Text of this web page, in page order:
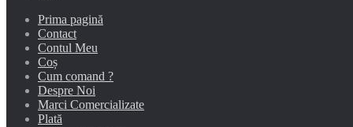
Prima pagină
Contact
Contul Meu
Coș
Cum comand ?
Despre Noi
Marci Comercializate
Plată